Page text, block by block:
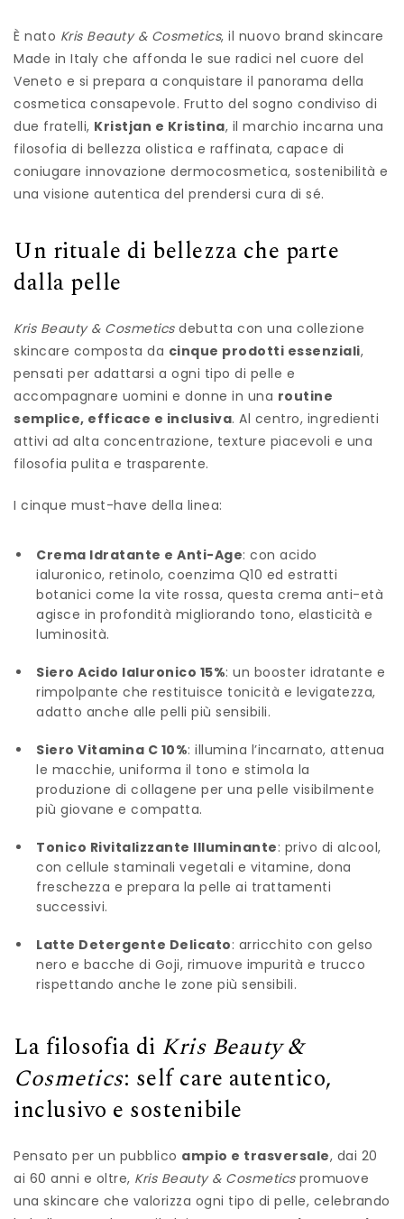
È nato Kris Beauty & Cosmetics, il nuovo brand skincare
Made in Italy che affonda le sue radici nel cuore del
Veneto e si prepara a conquistare il panorama della
cosmetica consapevole. Frutto del sogno condiviso di
due fratelli, Kristjan e Kristina, il marchio incarna una
filosofia di bellezza olistica e raffinata, capace di
coniugare innovazione dermocosmetica, sostenibilità e
una visione autentica del prendersi cura di sé.
Un rituale di bellezza che parte
dalla pelle
Kris Beauty & Cosmeticsdebutta con una collezione
skincare composta da cinque prodotti essenziali,
pensati per adattarsi a ogni tipo di pelle e
accompagnare uomini e donne in una routine
semplice, efficace e inclusiva. Al centro, ingredienti
attivi ad alta concentrazione, texture piacevoli e una
filosofia pulita e trasparente.
I cinque must-have della linea:
Crema Idratante e Anti-Age: con acido
ialuronico, retinolo, coenzima Q10 ed estratti
botanici come la vite rossa, questa crema anti-età
agisce in profondità migliorando tono, elasticità e
luminosità.
Siero Acido Ialuronico 15%: un booster idratante e
rimpolpante che restituisce tonicità e levigatezza,
adatto anche alle pelli più sensibili.
Siero Vitamina C 10%: illumina l’incarnato, attenua
le macchie, uniforma il tono e stimola la
produzione di collagene per una pelle visibilmente
più giovane e compatta.
Tonico Rivitalizzante Illuminante: privo di alcool,
con cellule staminali vegetali e vitamine, dona
freschezza e prepara la pelle ai trattamenti
successivi.
Latte Detergente Delicato: arricchito con gelso
nero e bacche di Goji, rimuove impurità e trucco
rispettando anche le zone più sensibili.
La filosofia di Kris Beauty &
Cosmetics: self care autentico,
inclusivo e sostenibile
Pensato per un pubblico ampio e trasversale, dai 20
ai 60 anni e oltre, Kris Beauty & Cosmeticspromuove
una skincare che valorizza ogni tipo di pelle, celebrando